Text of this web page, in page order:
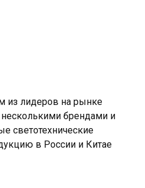
из лидеров на рынке
несколькими брендами и
светотехнические
в России и Китае